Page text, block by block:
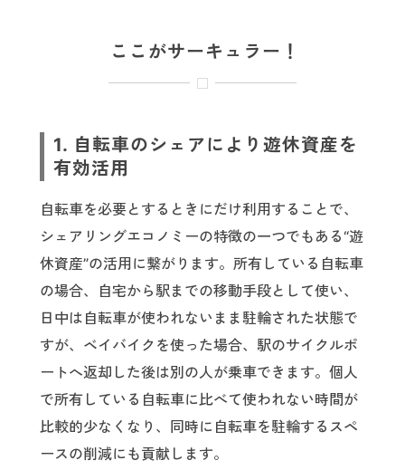
ここがサーキュラー！
1. 自転車のシェアにより遊休資産を
有効活用
自転車を必要とするときにだけ利用することで、
シェアリングエコノミーの特徴の一つでもある“遊
休資産”の活用に繋がります。所有している自転車
の場合、自宅から駅までの移動手段として使い、
日中は自転車が使われないまま駐輪された状態で
すが、ベイバイクを使った場合、駅のサイクルポ
ートへ返却した後は別の人が乗車できます。個人
で所有している自転車に比べて使われない時間が
比較的少なくなり、同時に自転車を駐輪するスペ
ースの削減にも貢献します。